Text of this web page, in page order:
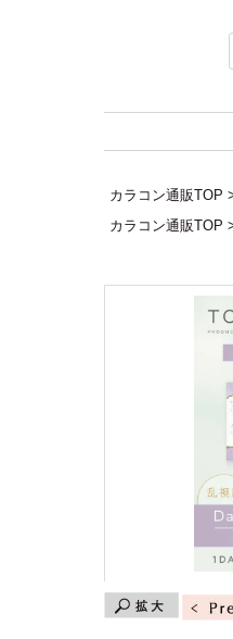
カラコン通販TOP
カラコン通販TOP